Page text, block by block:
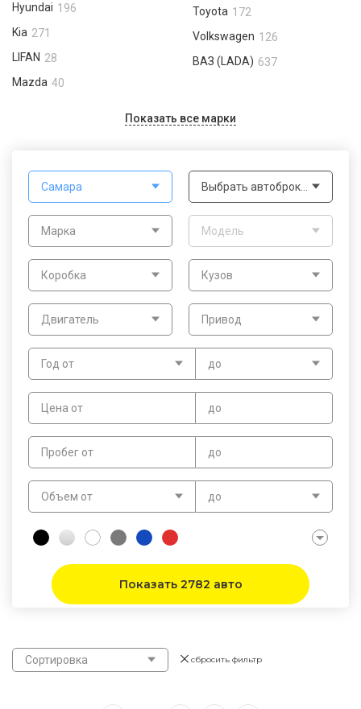
Самара
Марка Модель
Год от до
Цена от до
Коробка
Пробег от до
Объем от до
Кузов
Двигатель Привод
Показать 2782 авто
Hyundai 196
Kia 271
LIFAN 28
Mazda 40
Toyota 172
Volkswagen 126
ВАЗ (LADA) 637
Показать все марки
Сортировка сбросить фильтр